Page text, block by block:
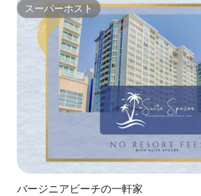
スーパーホスト
スーパーホスト
バージニアビーチの一軒家